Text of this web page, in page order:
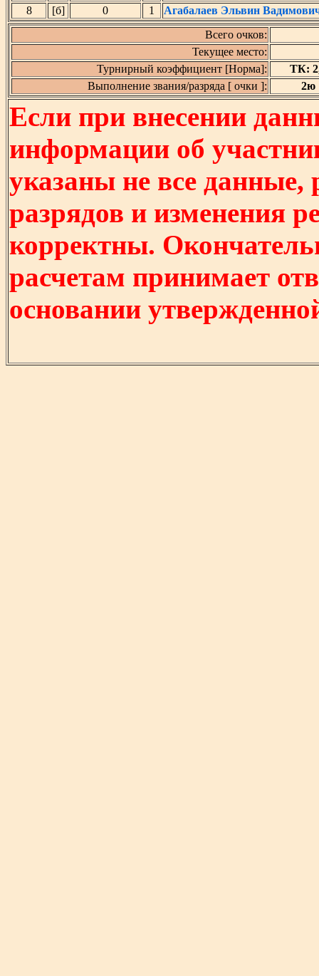
8
[б] 0 1
Агабалаев Эльвин
Всего очков:
Текущее место:
Турнирный коэффициент [Норма]:
ТК:
Выполнение звания/разряда [ очки ]:
2ю
Если при внесении
информации об
указаны не все
разрядов и изменения
корректны.
расчетам принимает
основании